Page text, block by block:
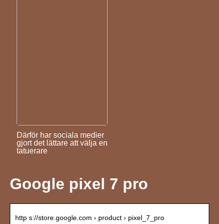
Därför har sociala medier
gjort det lättare att välja en
tatuerare
Google pixel 7 pro
http s://store.google.com › product › pixel_7_pro